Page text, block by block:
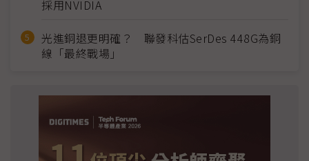
採用NVIDIA
光進銅退更明確？ 聯發科估SerDes 448G為銅
線「最終戰場」